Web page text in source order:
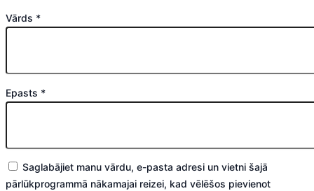
Vārds *
Epasts *
Saglabājiet manu vārdu, e-pasta adresi un vietni šajā
pārlūkprogrammā nākamajai reizei, kad vēlēšos pievienot